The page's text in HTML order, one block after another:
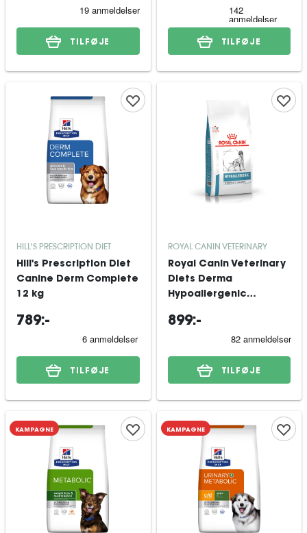
TILFØJE TILFØJE
HILL'S PRESCRIPTION DIET
Hill's Prescription Diet
Canine Derm Complete
12 kg
789:-
TILFØJE
ROYAL CANIN VETERINARY
Royal Canin Veterinary
Diets Derma
Hypoallergenic
tørfoder til hund 14 kg
899:-
TILFØJE
KAMPAGNE KAMPAGNE